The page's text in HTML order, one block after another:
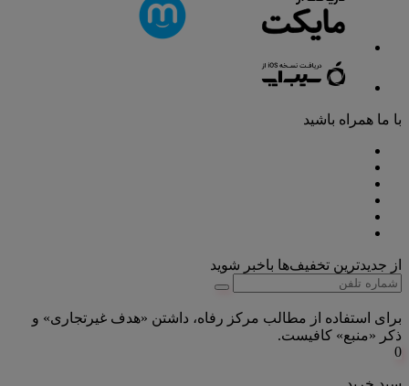
با ما همراه باشید
از جدیدترین تخفیف‌ها باخبر شوید
برای استفاده از مطالب مرکز رفاه، داشتن «هدف غیرتجاری» و
ذکر «منبع» کافیست.
0